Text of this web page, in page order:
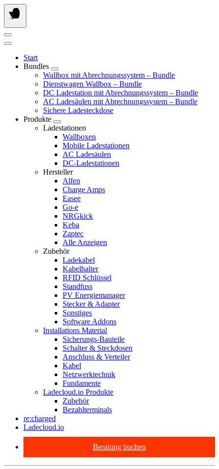
Springe
zum
Inhalt
Start
Bundles
Wallbox mit Abrechnungssystem – Bundle
Dienstwagen Wallbox – Bundle
DC Ladestation mit Abrechnungssystem – Bundle
AC Ladesäulen mit Abrechnungssystem – Bundle
Sichere Ladesteckdose
Produkte
Ladestationen
Wallboxen
Mobile Ladestationen
AC Ladesäulen
DC-Ladestationen
Hersteller
Alfen
Charge Amps
Easee
Go-e
NRGkick
Keba
Zaptec
Alle Anzeigen
Zubehör
Ladekabel
Kabelhalter
RFID Schlüssel
Standfuss
PV Energiemanager
Stecker & Adapter
Sonstiges
Software Addons
Installations Material
Sicherungs-Bauteile
Schalter & Steckdosen
Anschluss & Verteiler
Kabel
Netzwerktechnik
Fundamente
Ladecloud.io Produkte
Zubehör
Bezahlterminals
re:charged
Ladecloud.io
Beratung buchen